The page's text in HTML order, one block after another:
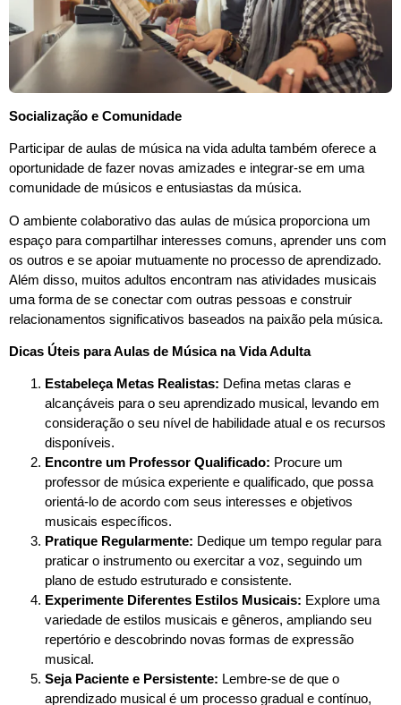
Socialização e Comunidade
Participar de aulas de música na vida adulta também oferece a
oportunidade de fazer novas amizades e integrar-se em uma
comunidade de músicos e entusiastas da música.
O ambiente colaborativo das aulas de música proporciona um
espaço para compartilhar interesses comuns, aprender uns com
os outros e se apoiar mutuamente no processo de aprendizado.
Além disso, muitos adultos encontram nas atividades musicais
uma forma de se conectar com outras pessoas e construir
relacionamentos significativos baseados na paixão pela música.
Dicas Úteis para Aulas de Música na Vida Adulta
Estabeleça Metas Realistas: Defina metas claras e
alcançáveis para o seu aprendizado musical, levando em
consideração o seu nível de habilidade atual e os recursos
disponíveis.
Encontre um Professor Qualificado: Procure um
professor de música experiente e qualificado, que possa
orientá-lo de acordo com seus interesses e objetivos
musicais específicos.
Pratique Regularmente: Dedique um tempo regular para
praticar o instrumento ou exercitar a voz, seguindo um
plano de estudo estruturado e consistente.
Experimente Diferentes Estilos Musicais: Explore uma
variedade de estilos musicais e gêneros, ampliando seu
repertório e descobrindo novas formas de expressão
musical.
Seja Paciente e Persistente: Lembre-se de que o
aprendizado musical é um processo gradual e contínuo,